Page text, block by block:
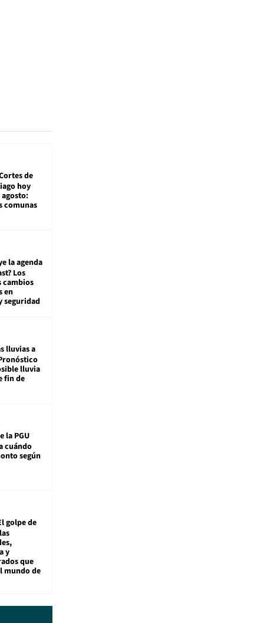
de
hoy
agosto:
comunas
la agenda
Los
cambios
en
seguridad
lluvias a
lluvia
fin de
la PGU
cuándo
según
golpe de
y
que
mundo de